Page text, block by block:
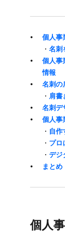
個人事
・ 名刺
個人事
情報
名刺の​
・ 肩​書
名刺デ
個人事
・ 自作
・ プロ
・ デジ
まとめ
個人